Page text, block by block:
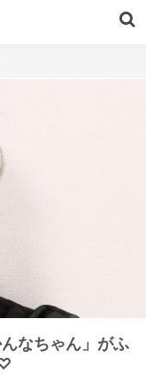
なちゃん」がふ